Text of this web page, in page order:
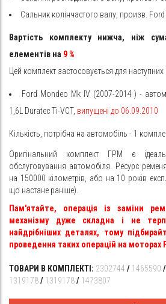
Сальник колінчастого валу, произв.
Вартість комплекту нижча, ніж
елементів на 9%
Цей комплект застосовується для
Ford Mondeo Mk IV (2007-2014 ) -
1,6L Duratec Ti-VCT, випущені до 06.09.2010
Кількість, потрібна на автомобіль - 1
Оригінальний комплект ГРМ є
обслуговування автомобіля. Ресурс
на 150000 кілометрів, або на 10 років
що настане раніше).
Пам'ятайте, операція із заміни
механізму дуже складна і не
найдрібніших деталях, тому
проведення таких операцій на моторах
ТОВАРИ В КОМПЛЕКТІ: 2302744 / 1465590 /
1319178/ 1319178/ 1473807